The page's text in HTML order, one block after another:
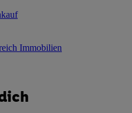
Immobilien